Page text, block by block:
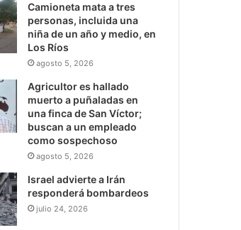
Camioneta mata a tres
personas, incluida una
niña de un año y medio, en
Los Ríos
agosto 5, 2026
Agricultor es hallado
muerto a puñaladas en
una finca de San Víctor;
buscan a un empleado
como sospechoso
agosto 5, 2026
Israel advierte a Irán
responderá bombardeos
julio 24, 2026